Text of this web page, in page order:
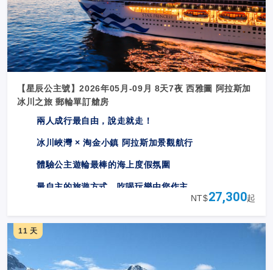
【星辰公主號】2026年05月-09月 8天7夜 西雅圖 阿拉斯加
冰川之旅 郵輪單訂艙房
兩人成行最自由，說走就走！
冰川峽灣 × 淘金小鎮 阿拉斯加景觀航行
體驗公主遊輪最棒的海上度假氛圍
最自主的旅遊方式，吃喝玩樂由您作主
24
NT$27,300起
11 天